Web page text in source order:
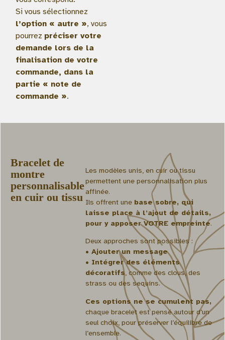
Si vous sélectionnez
l’option « autre », vous
pourrez préciser votre
demande lors de la
finalisation de votre
commande, dans la
partie « note de
commande ».
Bracelet de
montre
personnalisable
en cuir ou tissu
Les modèles unis, en cuir ou tissu
permettent une personnalisation plus
affinée.
Ils offrent une base sobre, qui
laisse place à l’ajout de détails,
pour y apposer VOTRE empreinte.
Deux approches sont possibles :
• Ajouter un message
• Intégrer des éléments
décoratifs, comme des clous, des
strass ou des sequins.
Ces options ne se cumulent pas,
chaque bracelet est pensé autour d’un
seul choix, pour préserver l’équilibre de
l’ensemble.